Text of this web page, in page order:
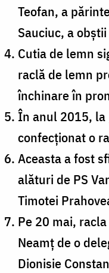
Teofan, a
Sauciuc, a
Cutia de lemn
raclă de lemn
închinare în
În anul 2015, la
confecționat o
Aceasta a fost
alături de PS
Timotei
Pe 20 mai,
Neamț de o
Dionisie